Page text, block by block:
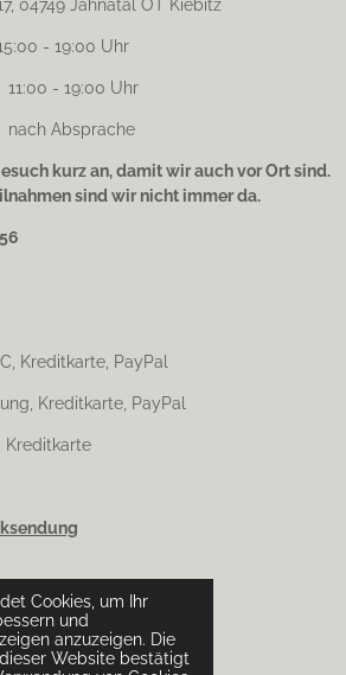
Cookies, um Ihr
und
anzuzeigen. Die
Website bestätigt
04749 Jahnatal OT Kiebitz
- 19:00 Uhr
- 19:00 Uhr
Absprache
kurz an, damit wir auch vor Ort sind.
sind wir nicht immer da.
Kreditkarte, PayPal
Kreditkarte, PayPal
Kreditkarte